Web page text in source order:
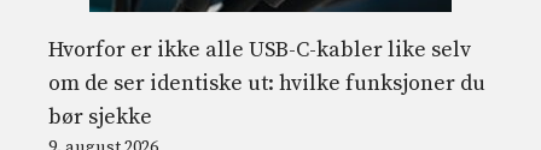
Hvorfor er ikke alle USB-C-kabler like selv
om de ser identiske ut: hvilke funksjoner du
bør sjekke